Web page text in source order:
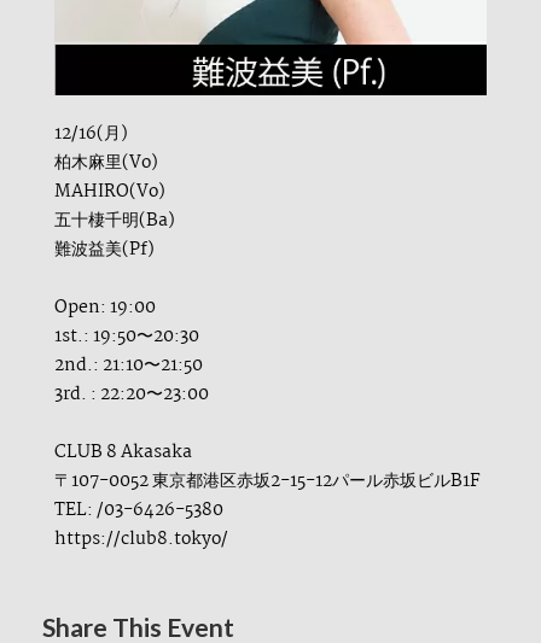
12/16(月)
柏木麻里(Vo)
MAHIRO(Vo)
五十棲千明(Ba)
難波益美(Pf)
Open: 19:00
1st.: 19:50〜20:30
2nd.: 21:10〜21:50
3rd. : 22:20〜23:00
CLUB 8 Akasaka
〒107-0052 東京都港区赤坂2-15-12パール赤坂ビルB1F
TEL: /03-6426-5380
https://club8.tokyo/
Share This Event